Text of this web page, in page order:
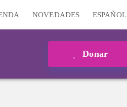
NOVEDADES ESPAÑOL
Donar